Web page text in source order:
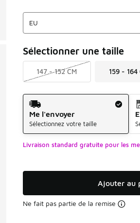
Sélectionner une taille
147 - 152 CM 159 - 164
Mode d'expédition
Me l'envoyer
Sélectionnez votre taille
Livraison standard gratuite pour les
Ajouter au
Ne fait pas partie de la remise